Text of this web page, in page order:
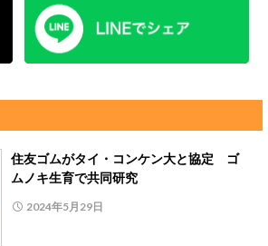
住友ゴムがタイ・コンケン大と協定 ゴ
ムノキ生育で共同研究
2024年5月29日